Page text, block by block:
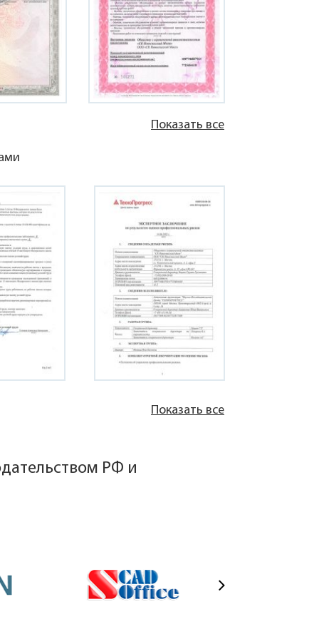
Показать все
Показать все
РФ и